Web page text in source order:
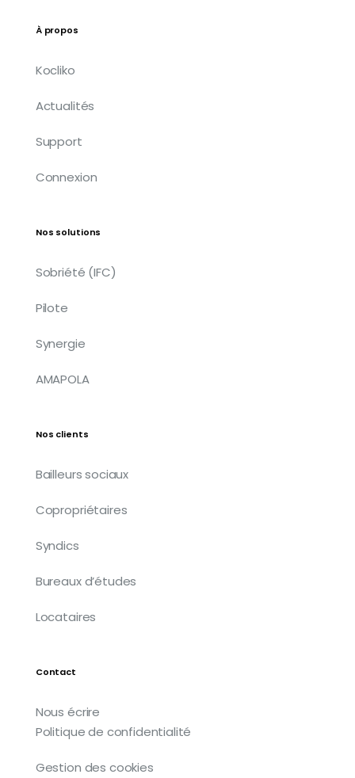
À propos
Kocliko
Actualités
Support
Connexion
Nos solutions
Sobriété (IFC)
Pilote
Synergie
AMAPOLA
Nos clients
Bailleurs sociaux
Copropriétaires
Syndics
Bureaux d’études
Locataires
Contact
Nous écrire
Politique de confidentialité
Gestion des cookies